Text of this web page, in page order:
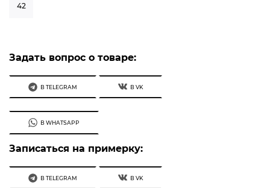
42
Задать вопрос о товаре:
В TELEGRAM В VK
В WHATSAPP
Записаться на примерку:
В TELEGRAM В VK